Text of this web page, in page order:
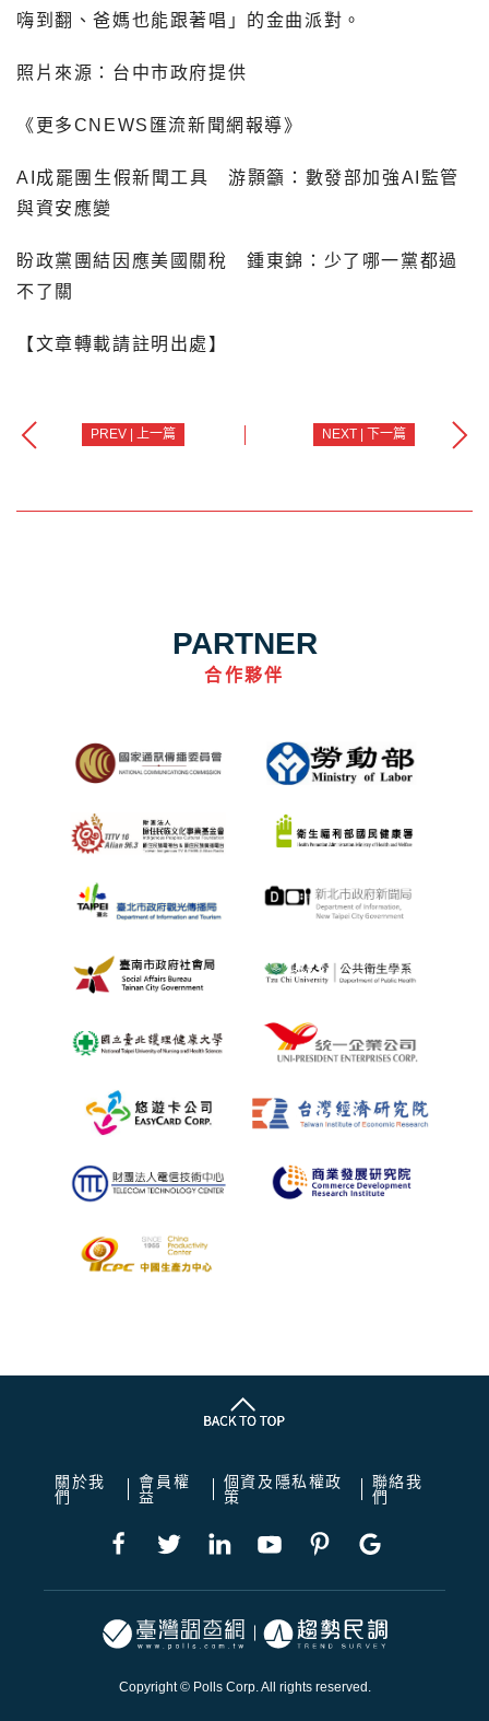
嗨到翻、爸媽也能跟著唱」的金曲派對。
照片來源：台中市政府提供
《更多CNEWS匯流新聞網報導》
AI成罷團生假新聞工具 游顥籲：數發部加強AI監管
與資安應變
盼政黨團結因應美國關稅 鍾東錦：少了哪一黨都過
不了關
【文章轉載請註明出處】
PREV | 上一篇 NEXT | 下一篇
PARTNER
合作夥伴
關於我
們
會員權
益
個資及隱私權政
策
聯絡我
們
Copyright © Polls Corp. All rights reserved.